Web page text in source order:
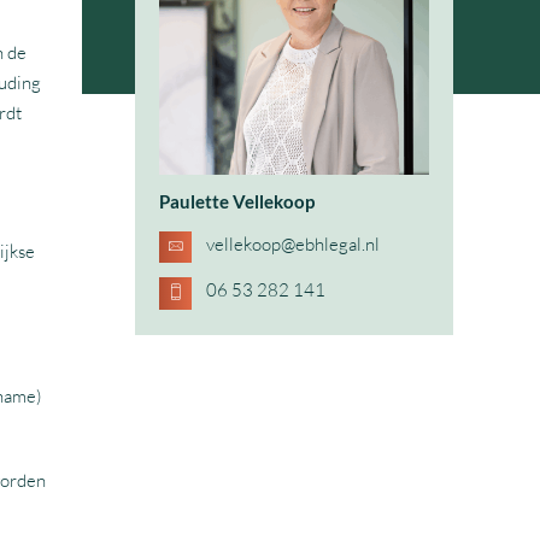
de
Paulette Vellekoop
vellekoop@ebhlegal.nl
06 53 282 141